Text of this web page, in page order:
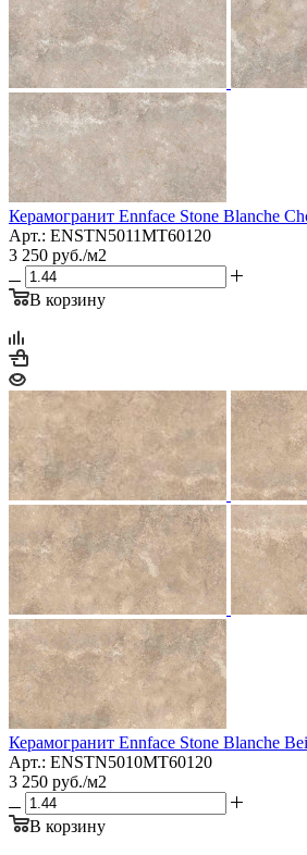
Керамогранит Ennface Stone Blanche
Арт.: ENSTN5011MT60120
3 250 руб./м2
В корзину
Керамогранит Ennface Stone Blanche
Арт.: ENSTN5010MT60120
3 250 руб./м2
В корзину